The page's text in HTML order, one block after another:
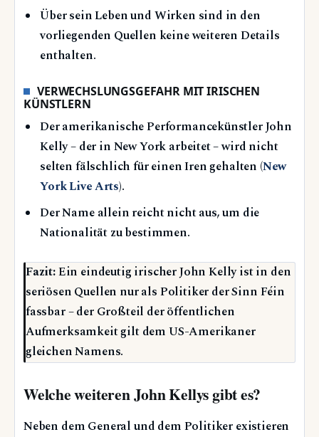
Über sein Leben und Wirken sind in den
vorliegenden Quellen keine weiteren Details
enthalten.
VERWECHSLUNGSGEFAHR MIT IRISCHEN
KÜNSTLERN
Der amerikanische Performancekünstler John
Kelly – der in New York arbeitet – wird nicht
selten fälschlich für einen Iren gehalten (New
York Live Arts).
Der Name allein reicht nicht aus, um die
Nationalität zu bestimmen.
Fazit:Ein eindeutig irischer John Kelly ist in den
seriösen Quellen nur als Politiker der Sinn Féin
fassbar – der Großteil der öffentlichen
Aufmerksamkeit gilt dem US-Amerikaner
gleichen Namens.
Welche weiteren John Kellys gibt es?
Neben dem General und dem Politiker existieren